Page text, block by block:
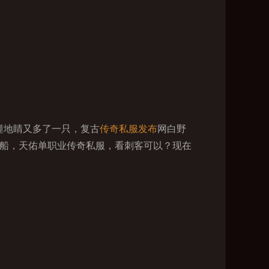
睛又多了一只，复古传奇私服发布网白野
，天佑单职业传奇私服，看刺客可以？现在